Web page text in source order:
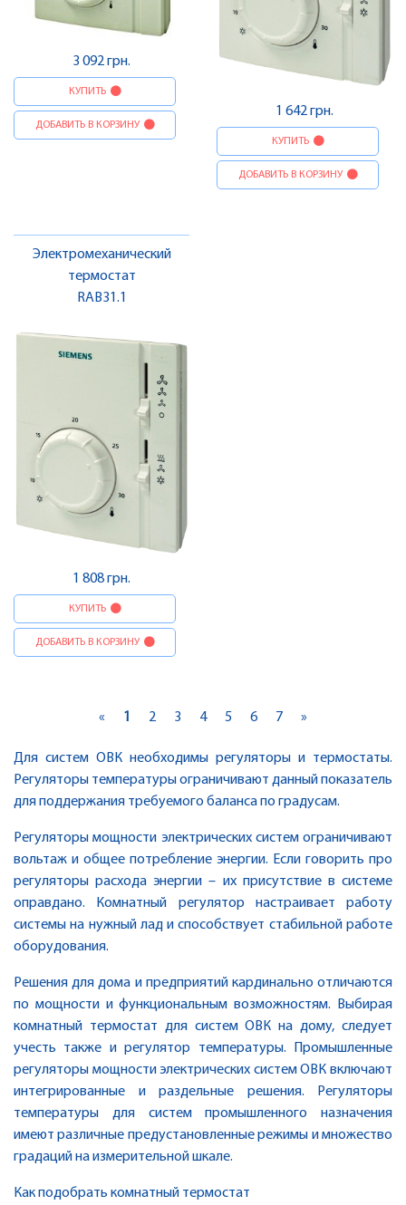
3 092 грн.
КУПИТЬ
ДОБАВИТЬ В КОРЗИНУ
1 642 грн.
КУПИТЬ
ДОБАВИТЬ В КОРЗИНУ
Электромеханический
термостат
RAB31.1
1 808 грн.
КУПИТЬ
ДОБАВИТЬ В КОРЗИНУ
« 1 2 3 4 5 6 7 »
Для систем ОВК необходимы регуляторы и термостаты.
Регуляторы температуры ограничивают данный показатель
для поддержания требуемого баланса по градусам.
Регуляторы мощности электрических систем ограничивают
вольтаж и общее потребление энергии. Если говорить про
регуляторы расхода энергии – их присутствие в системе
оправдано. Комнатный регулятор настраивает работу
системы на нужный лад и способствует стабильной работе
оборудования.
Решения для дома и предприятий кардинально отличаются
по мощности и функциональным возможностям. Выбирая
комнатный термостат для систем ОВК на дому, следует
учесть также и регулятор температуры. Промышленные
регуляторы мощности электрических систем ОВК включают
интегрированные и раздельные решения. Регуляторы
температуры для систем промышленного назначения
имеют различные предустановленные режимы и множество
градаций на измерительной шкале.
Как подобрать комнатный термостат